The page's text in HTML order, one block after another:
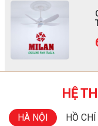
HỆ
HÀ NỘI HỒ